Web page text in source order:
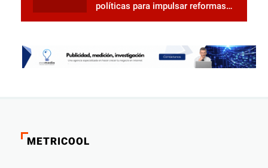
políticas para impulsar reformas
electorales
METRICOOL